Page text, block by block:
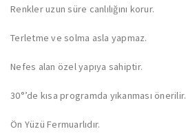
Renkler uzun süre canlılığını korur.
Terletme ve solma asla yapmaz.
Nefes alan özel yapıya sahiptir.
30°’de kısa programda yıkanması önerilir.
Ön Yüzü Fermuarlıdır.